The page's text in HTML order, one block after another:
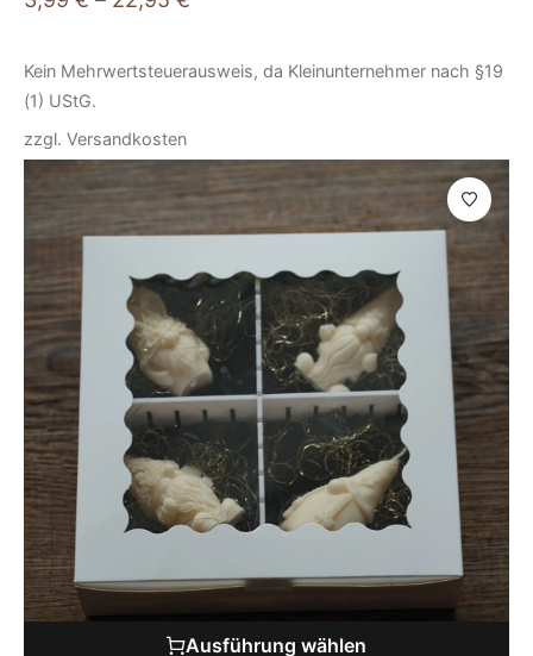
Kein Mehrwertsteuerausweis, da Kleinunternehmer nach §19
(1) UStG.
zzgl. Versandkosten
Ausführung wählen